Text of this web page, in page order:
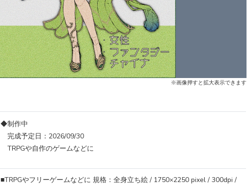
※画像押すと拡大表示できます
◆制作中
完成予定日：2026/09/30
TRPGや自作のゲームなどに
■TRPGやフリーゲームなどに 規格：全身立ち絵 / 1750×2250 pixel / 300dpi /